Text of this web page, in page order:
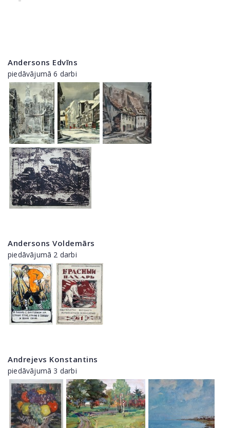
Andersons Edvīns
piedāvājumā 6 darbi
Andersons Voldemārs
piedāvājumā 2 darbi
Andrejevs Konstantins
piedāvājumā 3 darbi